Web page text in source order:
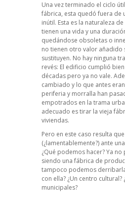
Una vez terminado el ciclo
fábrica, esta quedó fuera de
inútil. Esta es la naturaleza
tienen una vida y una
quedándose obsoletas o
no tienen otro valor añadido
sustituyen. No hay ninguna
revés: El edificio cumplió
décadas pero ya no vale.
cambiado y lo que antes
periferia y morralla han
empotrados en la trama
adecuado es tirar la vieja
viviendas.
Pero en este caso resulta
(¿lamentablemente?) ante
¿Qué podemos hacer? Ya
siendo una fábrica de
tampoco podemos
con ella? ¿Un centro cultural?
municipales?